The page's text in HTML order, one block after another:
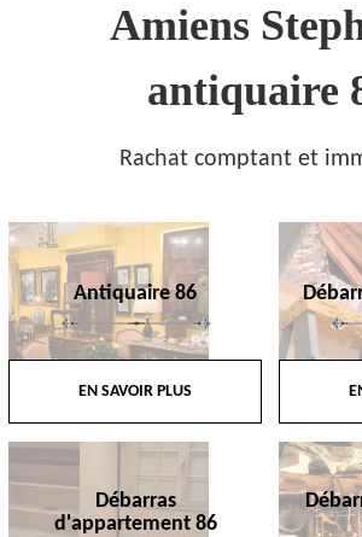
Amiens
antiquaire
Rachat comptant et
Antiquaire 86
EN SAVOIR PLUS
Débarras
d'appartement 86